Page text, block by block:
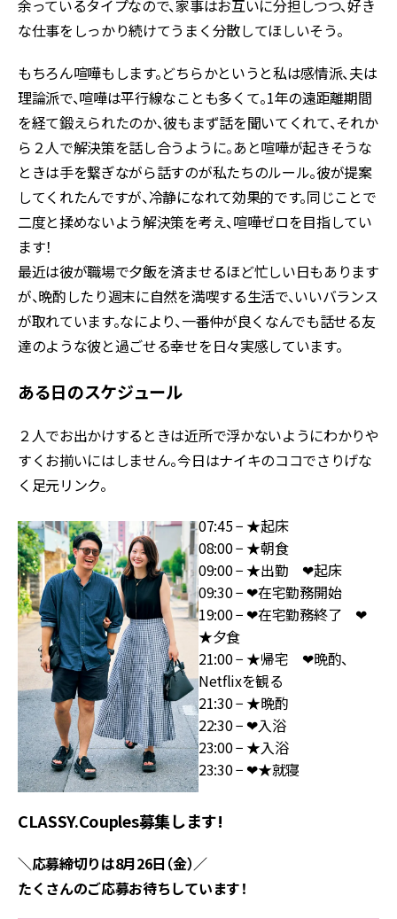
余っているタイプなので、家事はお互いに分担しつつ、好き
な仕事をしっかり続けてうまく分散してほしいそう。
もちろん喧嘩もします。どちらかというと私は感情派、夫は
理論派で、喧嘩は平行線なことも多くて。1年の遠距離期間
を経て鍛えられたのか、彼もまず話を聞いてくれて、それか
ら２人で解決策を話し合うように。あと喧嘩が起きそうな
ときは手を繋ぎながら話すのが私たちのルール。彼が提案
してくれたんですが、冷静になれて効果的です。同じことで
二度と揉めないよう解決策を考え、喧嘩ゼロを目指してい
ます！
最近は彼が職場で夕飯を済ませるほど忙しい日もあります
が、晩酌したり週末に自然を満喫する生活で、いいバランス
が取れています。なにより、一番仲が良くなんでも話せる友
達のような彼と過ごせる幸せを日々実感しています。
ある日のスケジュール
２人でお出かけするときは近所で浮かないようにわかりや
すくお揃いにはしません。今日はナイキのココでさりげな
く足元リンク。
07:45 − ★起床
08:00 − ★朝食
09:00 − ★出勤 ❤︎起床
09:30 − ❤︎在宅勤務開始
19:00 − ❤︎在宅勤務終了 ❤︎
★夕食
21:00 − ★帰宅 ❤︎晩酌、
Netflixを観る
21:30 − ★晩酌
22:30 − ❤︎入浴
23:00 − ★入浴
23:30 − ❤︎★就寝
CLASSY.Couples募集します!
＼応募締切りは8月26日（金）／
たくさんのご応募お待ちしています！